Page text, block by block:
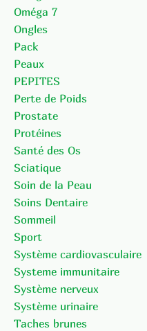
Oméga 7
Ongles
Pack
Peaux
PEPITES
Perte de Poids
Prostate
Protéines
Santé des Os
Sciatique
Soin de la Peau
Soins Dentaire
Sommeil
Sport
Système cardiovasculaire
Systeme immunitaire
Système nerveux
Système urinaire
Taches brunes